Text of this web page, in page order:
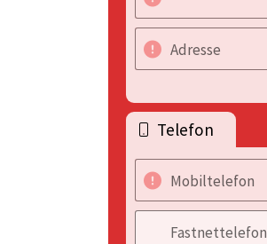
Adresse
Telefon
Mobiltelefon
Fastnettelefon